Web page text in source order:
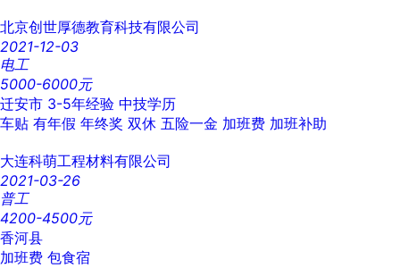
北京创世厚德教育科技有限公司
2021-12-03
电工
5000-6000元
迁安市 3-5年经验 中技学历
车贴 有年假 年终奖 双休 五险一金 加班费 加班补助
大连科萌工程材料有限公司
2021-03-26
普工
4200-4500元
香河县
加班费 包食宿